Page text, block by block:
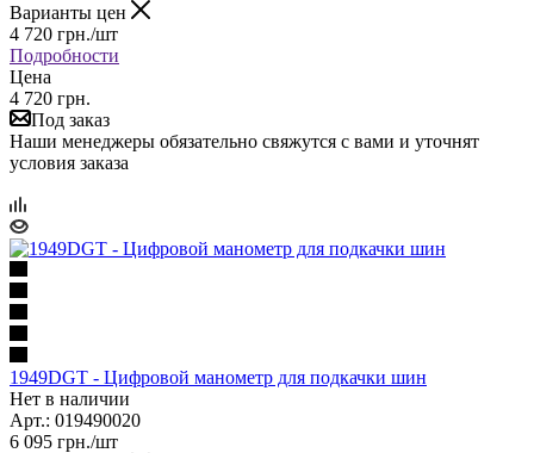
Варианты цен
4 720 грн./шт
Подробности
Цена
4 720 грн.
Под заказ
Наши менеджеры обязательно свяжутся с вами и уточнят
условия заказа
1949DGT - Цифровой манометр для подкачки шин
Нет в наличии
Арт.: 019490020
6 095 грн./шт